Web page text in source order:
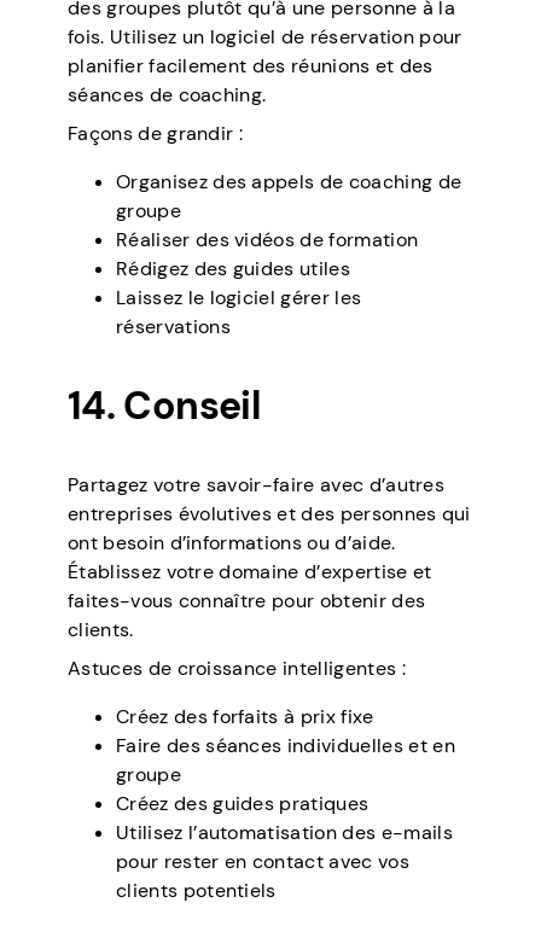
des groupes plutôt qu’à une personne à la
fois. Utilisez un logiciel de réservation pour
planifier facilement des réunions et des
séances de coaching.
Façons de grandir :
Organisez des appels de coaching de
groupe
Réaliser des vidéos de formation
Rédigez des guides utiles
Laissez le logiciel gérer les
réservations
14. Conseil
Partagez votre savoir-faire avec d’autres
entreprises évolutives et des personnes qui
ont besoin d’informations ou d’aide.
Établissez votre domaine d’expertise et
faites-vous connaître pour obtenir des
clients.
Astuces de croissance intelligentes :
Créez des forfaits à prix fixe
Faire des séances individuelles et en
groupe
Créez des guides pratiques
Utilisez l’automatisation des e-mails
pour rester en contact avec vos
clients potentiels